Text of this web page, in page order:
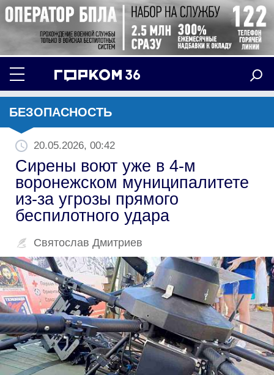
БЕЗОПАСНОСТЬ
20.05.2026, 00:42
Сирены воют уже в 4-м
воронежском муниципалитете
из-за угрозы прямого
беспилотного удара
Святослав Дмитриев